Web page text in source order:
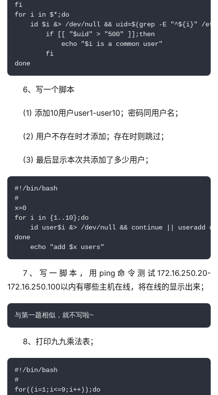
fi
for i in $*;do
id $i &> /dev/null && uid=$(grep -E "^${i}" /
if [[ "$uid" > "500" ]];then
echo "$i is a common user"
fi
done
6、写一个脚本
(1) 添加10用户user1-user10；密码同用户名；
(2) 用户不存在时才添加；存在时则跳过；
(3) 最后显示本次共添加了多少用户；
#!/bin/bash
#
x=0
for i in {1..10};do
id user$i &> /dev/null && continue || useradd
done
echo "add $x users"
7、写一脚本，用ping命令测试172.16.250.20-
172.16.250.100以内有哪些主机在线，将在线的显示出来；
与第一题相似，就不写啦~
8、打印九九乘法表；
#!/bin/bash
#
for((i=1;i<=9;i++));do